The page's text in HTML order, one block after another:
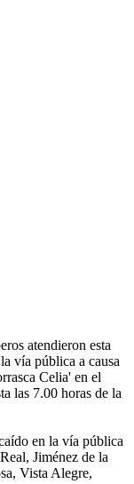
atendieron esta
vía pública a causa
Celia' en el
las 7.00 horas de la
en la vía pública
Jiménez de la
Vista Alegre,